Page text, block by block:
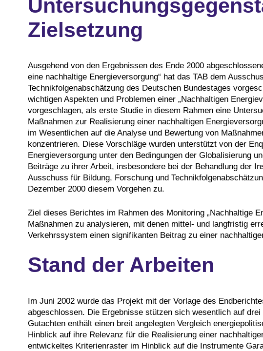
Zielsetzung
Ausgehend von den Ergebnissen des Ende 2000
eine nachhaltige Energieversorgung“ hat das TAB dem
Technikfolgenabschätzung des Deutschen Bundestages
wichtigen Aspekten und Problemen einer „Nachhaltigen
vorgeschlagen, als erste Studie in diesem Rahmen eine
Maßnahmen zur Realisierung einer nachhaltigen
im Wesentlichen auf die Analyse und Bewertung von
konzentrieren. Diese Vorschläge wurden unterstützt von der
Energieversorgung unter den Bedingungen der Globalisierung
Beiträge zu ihrer Arbeit, insbesondere bei der Behandlung der
Ausschuss für Bildung, Forschung und
Dezember 2000 diesem Vorgehen zu.
Ziel dieses Berichtes im Rahmen des Monitoring „Nachhaltige
Maßnahmen zu analysieren, mit denen mittel- und langfristig
Verkehrssystem einen signifikanten Beitrag zu einer
Stand der Arbeiten
Im Juni 2002 wurde das Projekt mit der Vorlage des
abgeschlossen. Die Ergebnisse stützen sich wesentlich auf
Gutachten enthält einen breit angelegten Vergleich
Hinblick auf ihre Relevanz für die Realisierung einer
entwickeltes Kriterienraster im Hinblick auf die Instrumente